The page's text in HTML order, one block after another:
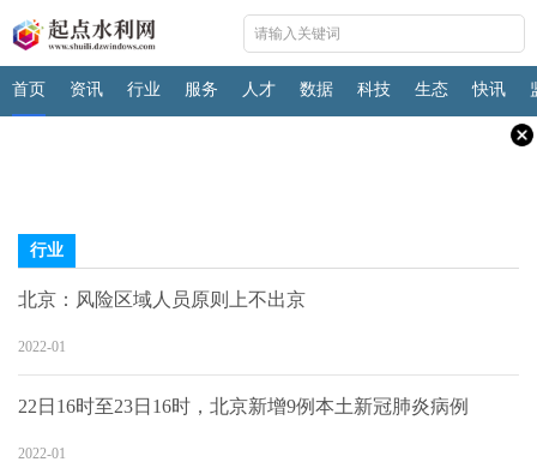
首页 资讯 行业 服务 人才 数据 科技 生态 快讯
行业
北京：风险区域人员原则上不出京
2022-01
22日16时至23日16时，北京新增9例本土新冠肺炎病例
2022-01